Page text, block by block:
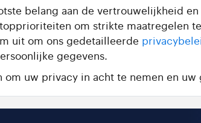
belang aan de vertrouwelijkheid
om strikte maatregelen
uit om ons gedetailleerde
gegevens.
om uw privacy in acht te nemen en